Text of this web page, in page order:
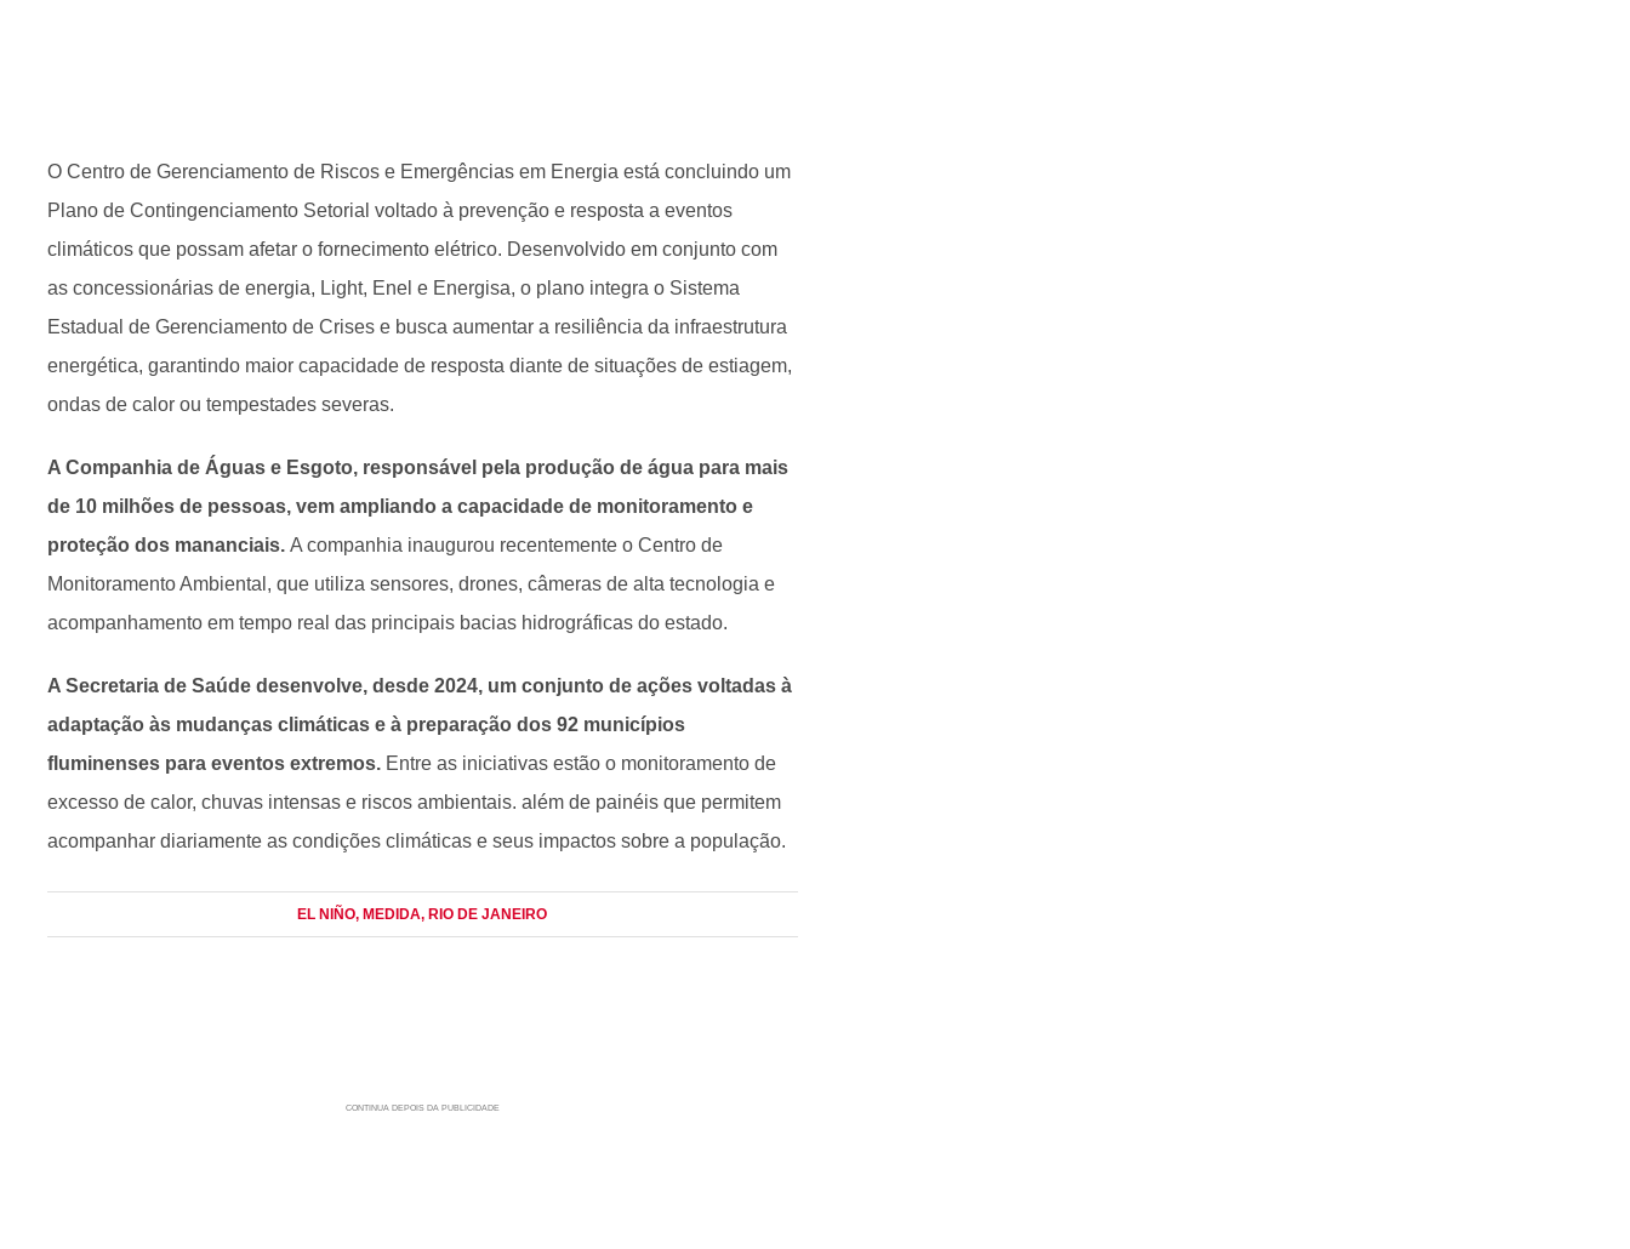
O Centro de Gerenciamento de Riscos e Emergências em Energia está concluindo um
Plano de Contingenciamento Setorial voltado à prevenção e resposta a eventos
climáticos que possam afetar o fornecimento elétrico. Desenvolvido em conjunto com
as concessionárias de energia, Light, Enel e Energisa, o plano integra o Sistema
Estadual de Gerenciamento de Crises e busca aumentar a resiliência da infraestrutura
energética, garantindo maior capacidade de resposta diante de situações de estiagem,
ondas de calor ou tempestades severas.
A Companhia de Águas e Esgoto, responsável pela produção de água para mais
de 10 milhões de pessoas, vem ampliando a capacidade de monitoramento e
proteção dos mananciais. A companhia inaugurou recentemente o Centro de
Monitoramento Ambiental, que utiliza sensores, drones, câmeras de alta tecnologia e
acompanhamento em tempo real das principais bacias hidrográficas do estado.
A Secretaria de Saúde desenvolve, desde 2024, um conjunto de ações voltadas à
adaptação às mudanças climáticas e à preparação dos 92 municípios
fluminenses para eventos extremos. Entre as iniciativas estão o monitoramento de
excesso de calor, chuvas intensas e riscos ambientais. além de painéis que permitem
acompanhar diariamente as condições climáticas e seus impactos sobre a população.
EL NIÑO, MEDIDA, RIO DE JANEIRO